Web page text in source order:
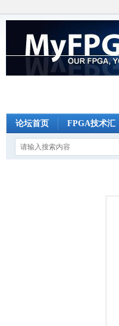
论坛首页 FPGA技术汇